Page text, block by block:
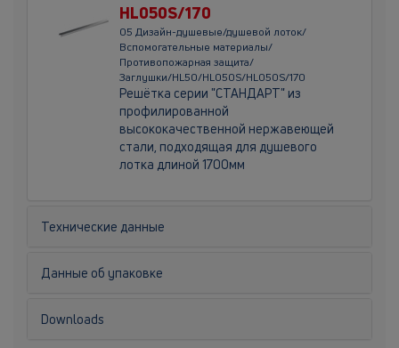
HL050S/170
05 Дизайн-душевые/душевой лоток/
Вспомогательные материалы/
Противопожарная защита/
Заглушки/HL50/HL050S/HL050S/170
Решётка серии "СТАНДАРТ" из
профилированной
высококачественной нержавеющей
стали, подходящая для душевого
лотка длиной 1700мм
Технические данные
Данные об упаковке
Downloads